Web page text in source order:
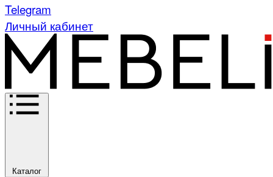
Telegram
Личный кабинет
Каталог